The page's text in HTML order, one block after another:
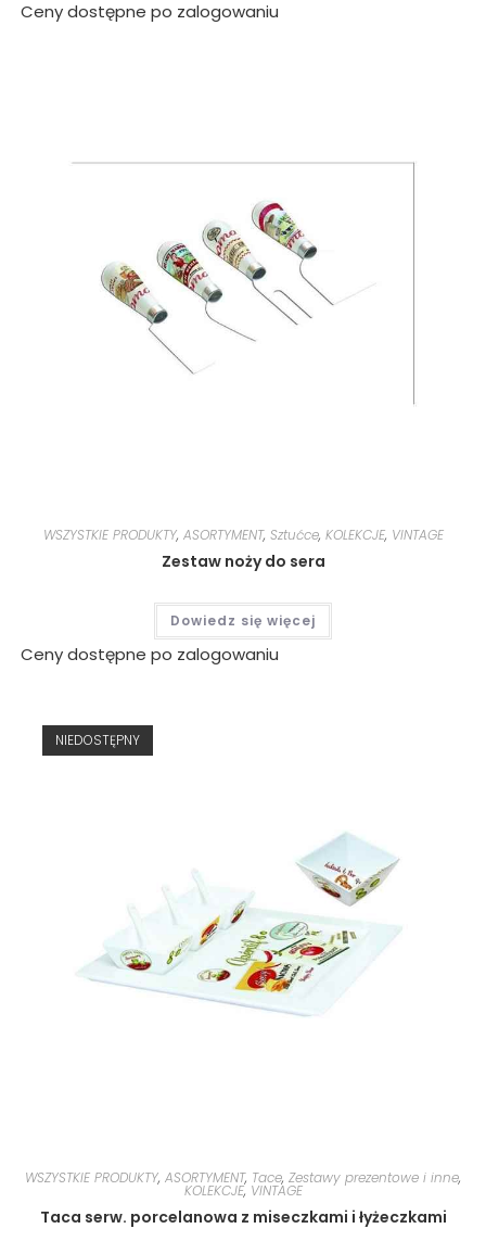
Ceny dostępne po zalogowaniu
WSZYSTKIE PRODUKTY, ASORTYMENT, Sztućce, KOLEKCJE, VINTAGE
Zestaw noży do sera
Dowiedz się więcej
Ceny dostępne po zalogowaniu
NIEDOSTĘPNY
WSZYSTKIE PRODUKTY, ASORTYMENT, Tace, Zestawy prezentowe i inne,
KOLEKCJE, VINTAGE
Taca serw. porcelanowa z miseczkami i łyżeczkami